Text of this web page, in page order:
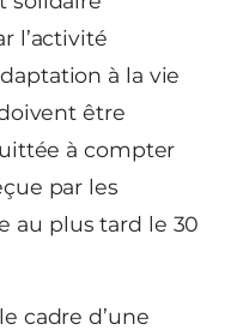
l’activité
à la vie
être
à compter
par les
au plus tard le 30
cadre d’une